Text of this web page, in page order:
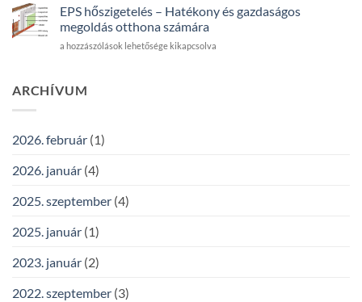
bejegyzéshez
bejegyzéshez
vs
EPS
–
a
EPS hőszigetelés – Hatékony és gazdaságos
megoldás otthona számára
EPS
Hatékony
otthona
bejegyzéshez
a hozzászólások lehetősége kikapcsolva
ARCHÍVUM
2026. február (1)
2026. január (4)
2025. szeptember (4)
2025. január (1)
2023. január (2)
2022. szeptember (3)